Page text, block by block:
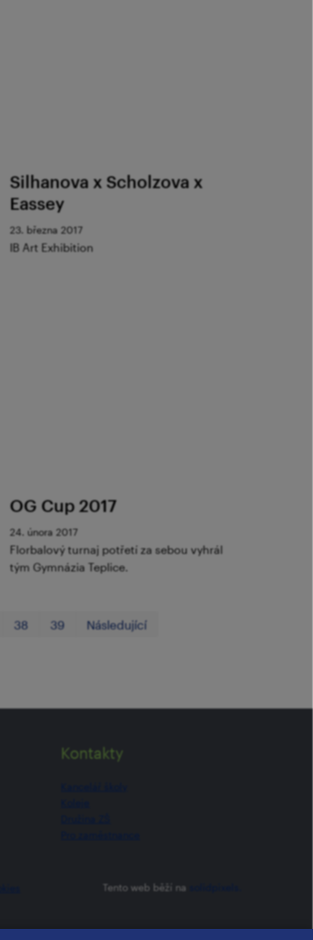
Silhanova x Scholzova x
Eassey
23. března 2017
IB Art Exhibition
OG Cup 2017
24. února 2017
Florbalový turnaj potřetí za sebou vyhrál
tým Gymnázia Teplice.
38 39 Následující
Kontakty
Tento web běží na